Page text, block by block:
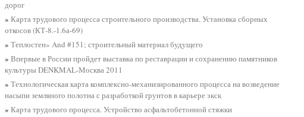
дорог
» Карта трудового процесса строительного производства. Установка сборных
откосов (КТ-8.-1.6а-69)
» Теплостен» And #151; строительный материал будущего
» Впервые в России пройдет выставка по реставрации и сохранению памятников
культуры DENKMAL-Москва 2011
» Технологическая карта комплексно-механизированного процесса на возведение
насыпи земляного полотна с разработкой грунтов в карьере экск
» Карта трудового процесса. Устройство асфальтобетонной стяжки